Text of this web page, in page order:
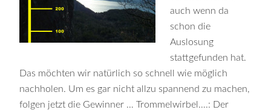
auch wenn da
schon die
Auslosung
stattgefunden hat.
Das möchten wir natürlich so schnell wie möglich
nachholen. Um es gar nicht allzu spannend zu machen,
folgen jetzt die Gewinner … Trommelwirbel….: Der